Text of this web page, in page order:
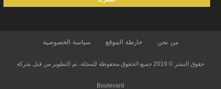
من نحن خارطة الموقع سياسة الخصوصية
حقوق النشر © 2019 جميع الحقوق محفوظة للمجلة، تم التطوير من قبل شركة
Boulevard